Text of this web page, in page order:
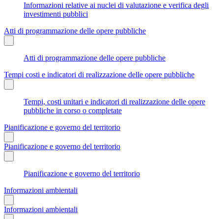
Informazioni relative ai nuclei di valutazione e verifica degli
investimenti pubblici
Atti di programmazione delle opere pubbliche
Atti di programmazione delle opere pubbliche
Tempi costi e indicatori di realizzazione delle opere pubbliche
Tempi, costi unitari e indicatori di realizzazione delle opere
pubbliche in corso o completate
Pianificazione e governo del territorio
Pianificazione e governo del territorio
Pianificazione e governo del territorio
Informazioni ambientali
Informazioni ambientali